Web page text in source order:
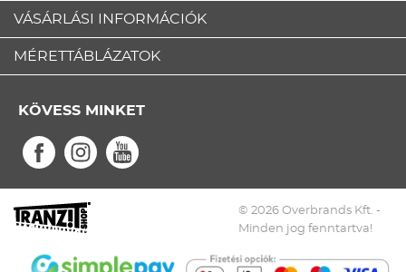
VÁSÁRLÁSI INFORMÁCIÓK
MÉRETTÁBLÁZATOK
KÖVESS MINKET
© 2026 Overbrands Kft. -
Minden jog fenntartva!